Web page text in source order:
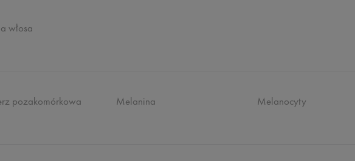
włosa
pozakomórkowa Melanina Melanocyty